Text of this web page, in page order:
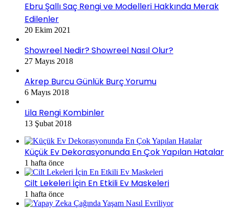
Ebru Şallı Saç Rengi ve Modelleri Hakkında Merak
Edilenler
20 Ekim 2021
Showreel Nedir? Showreel Nasıl Olur?
27 Mayıs 2018
Akrep Burcu Günlük Burç Yorumu
6 Mayıs 2018
Lila Rengi Kombinler
13 Şubat 2018
Küçük Ev Dekorasyonunda En Çok Yapılan Hatalar
1 hafta önce
Cilt Lekeleri İçin En Etkili Ev Maskeleri
1 hafta önce